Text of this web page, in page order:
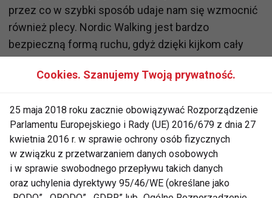
przez co w szybki sposób udaje nam się wzmocnić
również plecy. Nordic Walking jest bardzo
bezpieczną formą ruchu, gdyż dzięki kijkom cały
30%. Uprawiając tą dyscyplinę obserwujemy również
Nordic Walking kształtuje prawidłową postawę ciała
oraz w znacznym stopniu zmniejsza lub likwiduje
bóle kręgosłupa.
Pozytywne efekty dla osób z bólem kręgosłupa:
Cookies. Szanujemy Twoją prywatność.
25 maja 2018 roku zacznie obowiązywać Rozporządzenie
Parlamentu Europejskiego i Rady (UE) 2016/679 z dnia 27
kwietnia 2016 r. w sprawie ochrony osób fizycznych
w związku z przetwarzaniem danych osobowych
i w sprawie swobodnego przepływu takich danych
oraz uchylenia dyrektywy 95/46/WE (określane jako